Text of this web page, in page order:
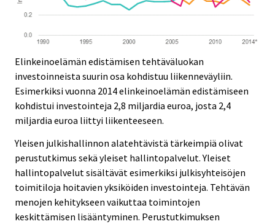
Elinkeinoelämän edistämisen tehtäväluokan
investoinneista suurin osa kohdistuu liikenneväyliin.
Esimerkiksi vuonna 2014 elinkeinoelämän edistämiseen
kohdistui investointeja 2,8 miljardia euroa, josta 2,4
miljardia euroa liittyi liikenteeseen.
Yleisen julkishallinnon alatehtävistä tärkeimpiä olivat
perustutkimus sekä yleiset hallintopalvelut. Yleiset
hallintopalvelut sisältävät esimerkiksi julkisyhteisöjen
toimitiloja hoitavien yksiköiden investointeja. Tehtävän
menojen kehitykseen vaikuttaa toimintojen
keskittämisen lisääntyminen. Perustutkimuksen